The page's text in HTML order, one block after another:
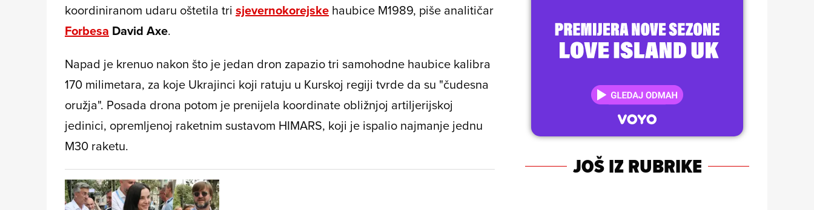
koordiniranom udaru oštetila tri sjevernokorejske haubice M1989, piše analitičar
Forbesa David Axe.
Napad je krenuo nakon što je jedan dron zapazio tri samohodne haubice kalibra
170 milimetara, za koje Ukrajinci koji ratuju u Kurskoj regiji tvrde da su "čudesna
oružja". Posada drona potom je prenijela koordinate obližnjoj artiljerijskoj
jedinici, opremljenoj raketnim sustavom HIMARS, koji je ispalio najmanje jednu
M30 raketu.
JOŠ IZ RUBRIKE